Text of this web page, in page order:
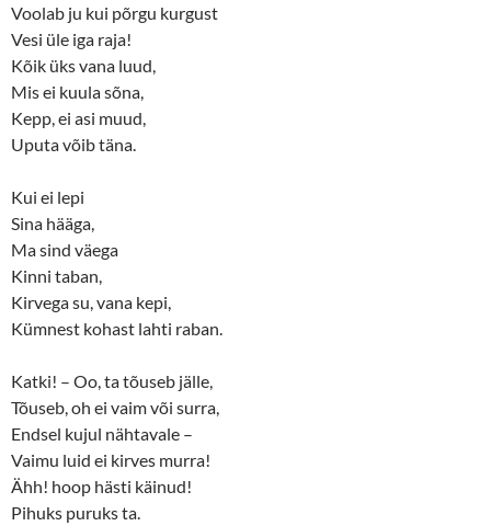
Voolab ju kui põrgu kurgust
Vesi üle iga raja!
Kõik üks vana luud,
Mis ei kuula sõna,
Kepp, ei asi muud,
Uputa võib täna.
Kui ei lepi
Sina hääga,
Ma sind väega
Kinni taban,
Kirvega su, vana kepi,
Kümnest kohast lahti raban.
Katki! – Oo, ta tõuseb jälle,
Tõuseb, oh ei vaim või surra,
Endsel kujul nähtavale –
Vaimu luid ei kirves murra!
Ähh! hoop hästi käinud!
Pihuks puruks ta.